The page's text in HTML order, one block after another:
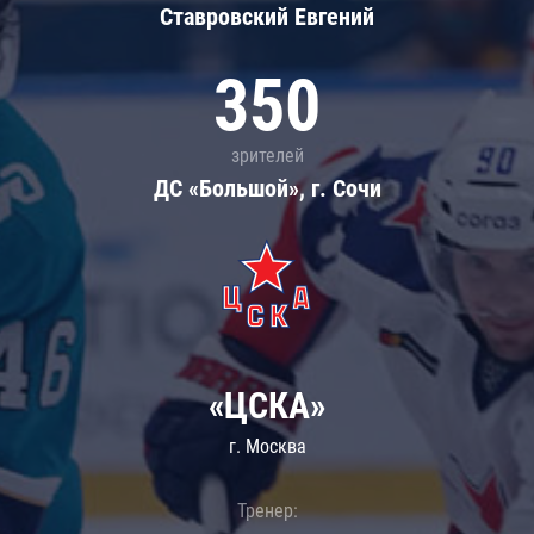
Ставровский Евгений
350
зрителей
ДС «Большой», г. Сочи
«ЦСКА»
г. Москва
Тренер: